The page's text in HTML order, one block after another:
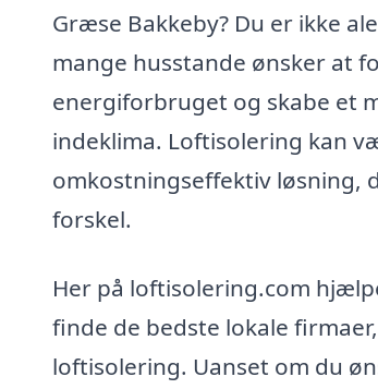
Græse Bakkeby? Du er ikke
mange husstande ønsker at
energiforbruget og skabe et
indeklima. Loftisolering kan
omkostningseffektiv løsning,
forskel.
Her på loftisolering.com
finde de bedste lokale
loftisolering. Uanset om du